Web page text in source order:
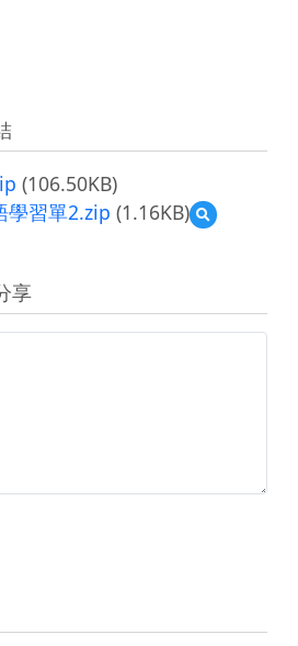
(106.50KB)
學習單2.zip (1.16KB)
預
覽
家
庭
享